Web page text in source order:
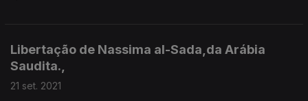
Libertação de Nassima al-Sada,da Arábia
Saudita.,
21 set. 2021